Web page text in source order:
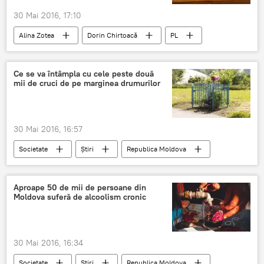
30 Mai 2016, 17:10
Alina Zotea Dorin Chirtoacă
PL
Parlamentul Republicii Moldova
Zi liberă
1 iunie
Ziua Internațională a Copilului
Liberali
Contradicții
Ce se va întâmpla cu cele peste două
mii de cruci de pe marginea drumurilor
30 Mai 2016, 16:57
Societate Știri
Republica Moldova
drum
Ministerul Transporturilor
Mitropolia Moldovei
cruci
Aproape 50 de mii de persoane din
Moldova suferă de alcoolism cronic
30 Mai 2016, 16:34